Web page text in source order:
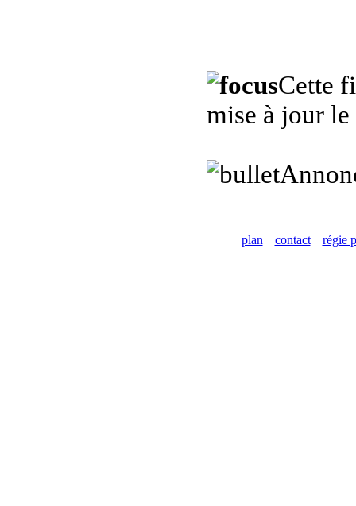
Cette
mise à jour
plan contact régie